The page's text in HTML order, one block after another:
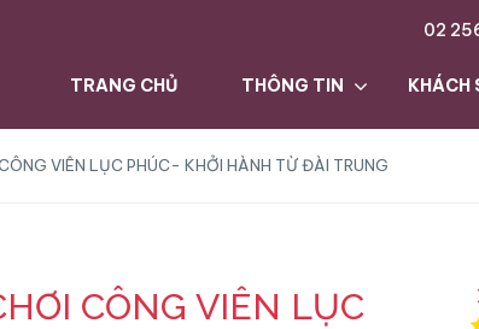
02
TRANG CHỦ THÔNG TIN KHÁCH
VIÊN LỤC PHÚC- KHỞI HÀNH TỪ ĐÀI TRUNG
CÔNG VIÊN LỤC